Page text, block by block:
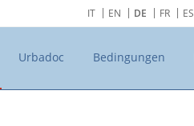
IT EN DE FR ES
Urbadoc Bedingungen